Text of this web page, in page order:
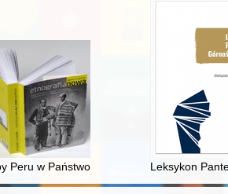
251) agenturalne ks. Piotra Mrówki :
Peru w Państwowym MuzeumLeksykon